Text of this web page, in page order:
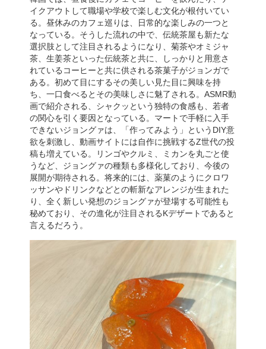
イクアウトして職場や学校で楽しむ文化が根付いてい
る。昼休みのカフェ巡りは、日常的な楽しみの一つと
なっている。そうした流れの中で、伝統茶屋も新たな
選択肢として注目されるようになり、菊茶やオミジャ
茶、生姜茶といった伝統茶と共に、しっかりと用意さ
れているコーヒーと共に供される茶菓子がジョンガで
ある。初めて目にするその美しい見た目に興味を持
ち、一口食べるとその美味しさに魅了される。ASMR動
画で紹介される、シャクッという独特の食感も、若者
の関心を引く要因となっている。マートで手軽に入手
できないジョングァは、「作ってみよう」というDIY意
欲を刺激し、動画サイトには自作に挑戦するZ世代の投
稿も増えている。リンゴやクルミ、ミカンを丸ごと使
うなど、ジョングァの種類も多様化しており、今後の
展開が期待される。将来的には、薬菓のようにクロワ
ッサンやドリンクなどとの斬新なアレンジが生まれた
り、全く新しい発想のジョングァが登場する可能性も
秘めており、その進化が注目されるKデザートであると
言えるだろう。